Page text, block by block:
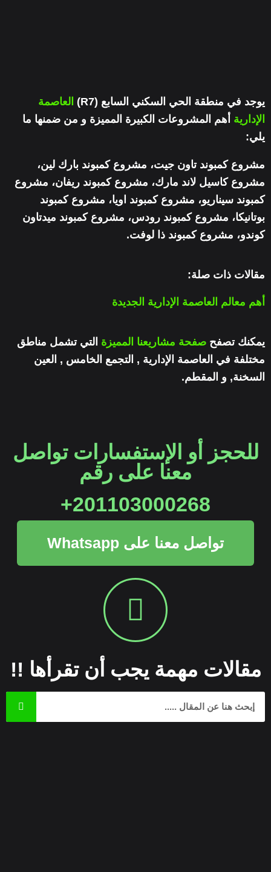
يوجد في منطقة الحي السكني السابع (R7)
العاصمة
الإدارية أهم المشروعات الكبيرة المميزة و من ضمنها ما
يلي:
مشروع كمبوند تاون جيت، مشروع كمبوند بارك لين،
مشروع كاسيل لاند مارك، مشروع كمبوند ريفان، مشروع
كمبوند سيناريو، مشروع كمبوند اويا، مشروع كمبوند
بوتانيكا، مشروع كمبوند رودس، مشروع كمبوند ميدتاون
كوندو، مشروع كمبوند ذا لوفت.
مقالات ذات صلة:
أهم معالم العاصمة الإدارية الجديدة
يمكنك تصفح صفحة مشاريعنا المميزة التي تشمل مناطق
مختلفة في العاصمة الإدارية , التجمع الخامس , العين
السخنة, و المقطم.
للحجز أو الإستفسارات تواصل
معنا على رقم
201103000268+
تواصل معنا على Whatsapp
مقالات مهمة يجب أن تقرأها !!